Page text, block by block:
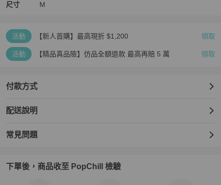
尺寸 M
活動 【新人首購】最高現折 $1,200 領取
活動 【精品真品險】仿品全額退款 最高再賠 5 萬 領取
付款方式
配送說明
常見問題
下單後，商品收至 PopChill 檢驗